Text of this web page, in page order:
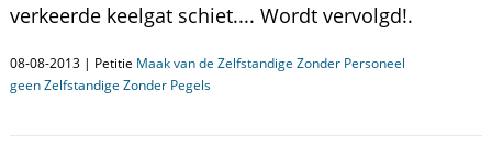
verkeerde keelgat schiet.... Wordt vervolgd!.
08-08-2013 | Petitie Maak van de Zelfstandige Zonder Personeel
geen Zelfstandige Zonder Pegels